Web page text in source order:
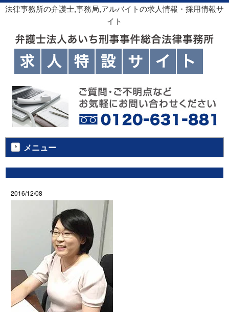
法律事務所の弁護士,事務局,アルバイトの求人情報・採用情報サ
イト
メニュー
2016/12/08